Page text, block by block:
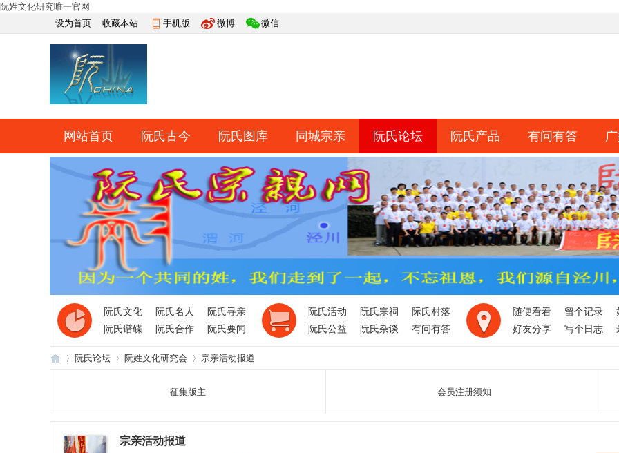
阮姓文化研究唯一官网
设为首页
收藏本站 手机版 微博 微信
快捷导航
网站首页 阮氏古今 阮氏图库 同城宗亲 阮氏论坛 阮氏产品 有问有答
网上祭祀 排行榜 导读 日志
阮氏文化 阮氏名人
阮氏寻亲
阮氏谱碟
阮氏合作 阮氏要闻
阮氏活动 阮氏宗祠
际氏村落
阮氏公益
阮氏杂谈 有问有答
随便看看 留个记录
好友分享
写个日志
阮氏论坛 阮姓文化研究会 宗亲活动报道
征集版主 会员注册须知
宗亲活动报道